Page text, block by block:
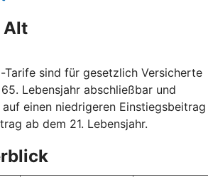
Alt
Tarife sind für gesetzlich Versicherte
Lebensjahr abschließbar und
einen niedrigeren Einstiegsbeitrag
ab dem 21. Lebensjahr.